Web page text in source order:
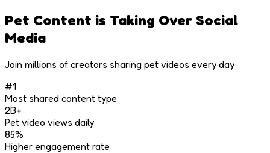
Pet Content is Taking Over Social
Media
Join millions of creators sharing pet videos every day
#1
Most shared content type
2B+
Pet video views daily
85%
Higher engagement rate